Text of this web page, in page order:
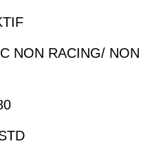
NON RACING/ NON